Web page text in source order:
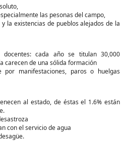
las pesonas del campo,
la existencias de pueblos alejados de la
cada año se titulan 30,000
carecen de una sólida formación
manifestaciones, paros o huelgas
al estado, de éstas el 1.6% están
con el servicio de agua